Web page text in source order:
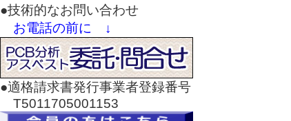
●技術的なお問い合わせ
お電話の前に ↓
●適格請求書発行事業者登録番号
T5011705001153